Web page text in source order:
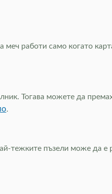
работи само когато
Тогава можете да
.
тежките пъзели може да